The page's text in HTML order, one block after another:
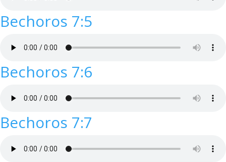
Bechoros 7:5
Bechoros 7:6
Bechoros 7:7